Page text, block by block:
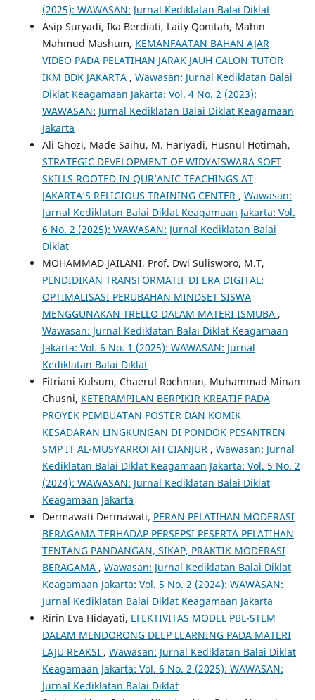
(2025): WAWASAN: Jurnal Kediklatan Balai Diklat
Asip Suryadi, Ika Berdiati, Laity Qonitah, Mahin
Mahmud Mashum, KEMANFAATAN BAHAN AJAR
VIDEO PADA PELATIHAN JARAK JAUH CALON TUTOR
IKM BDK JAKARTA , Wawasan: Jurnal Kediklatan Balai
Diklat Keagamaan Jakarta: Vol. 4 No. 2 (2023):
WAWASAN: Jurnal Kediklatan Balai Diklat Keagamaan
Jakarta
Ali Ghozi, Made Saihu, M. Hariyadi, Husnul Hotimah,
STRATEGIC DEVELOPMENT OF WIDYAISWARA SOFT
SKILLS ROOTED IN QUR’ANIC TEACHINGS AT
JAKARTA’S RELIGIOUS TRAINING CENTER , Wawasan:
Jurnal Kediklatan Balai Diklat Keagamaan Jakarta: Vol.
6 No. 2 (2025): WAWASAN: Jurnal Kediklatan Balai
Diklat
MOHAMMAD JAILANI, Prof. Dwi Sulisworo, M.T,
PENDIDIKAN TRANSFORMATIF DI ERA DIGITAL:
OPTIMALISASI PERUBAHAN MINDSET SISWA
MENGGUNAKAN TRELLO DALAM MATERI ISMUBA ,
Wawasan: Jurnal Kediklatan Balai Diklat Keagamaan
Jakarta: Vol. 6 No. 1 (2025): WAWASAN: Jurnal
Kediklatan Balai Diklat
Fitriani Kulsum, Chaerul Rochman, Muhammad Minan
Chusni, KETERAMPILAN BERPIKIR KREATIF PADA
PROYEK PEMBUATAN POSTER DAN KOMIK
KESADARAN LINGKUNGAN DI PONDOK PESANTREN
SMP IT AL-MUSYARROFAH CIANJUR , Wawasan: Jurnal
Kediklatan Balai Diklat Keagamaan Jakarta: Vol. 5 No. 2
(2024): WAWASAN: Jurnal Kediklatan Balai Diklat
Keagamaan Jakarta
Dermawati Dermawati, PERAN PELATIHAN MODERASI
BERAGAMA TERHADAP PERSEPSI PESERTA PELATIHAN
TENTANG PANDANGAN, SIKAP, PRAKTIK MODERASI
BERAGAMA , Wawasan: Jurnal Kediklatan Balai Diklat
Keagamaan Jakarta: Vol. 5 No. 2 (2024): WAWASAN:
Jurnal Kediklatan Balai Diklat Keagamaan Jakarta
Ririn Eva Hidayati, EFEKTIVITAS MODEL PBL-STEM
DALAM MENDORONG DEEP LEARNING PADA MATERI
LAJU REAKSI , Wawasan: Jurnal Kediklatan Balai Diklat
Keagamaan Jakarta: Vol. 6 No. 2 (2025): WAWASAN:
Jurnal Kediklatan Balai Diklat